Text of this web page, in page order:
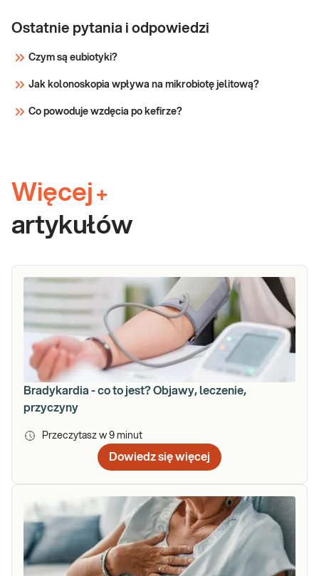
Ostatnie pytania i odpowiedzi
Czym są eubiotyki?
Jak kolonoskopia wpływa na mikrobiotę jelitową?
Co powoduje wzdęcia po kefirze?
Więcej +
artykułów
Bradykardia - co to jest? Objawy, leczenie,
przyczyny
Przeczytasz w 9 minut
Dowiedz się więcej